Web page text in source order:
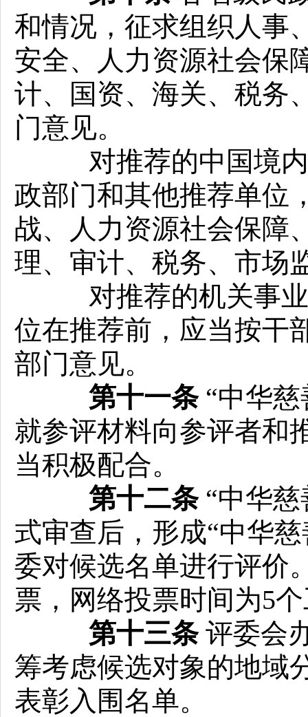
和情况，征求组织人事
安全、人力资源社会保
计、国资、海关、税务
门意见。
对推荐的中国境内
政部门和其他推荐单位
战、人力资源社会保障
理、审计、税务、市场
对推荐的机关事业
位在推荐前，应当按干
部门意见。
第十一条“中华慈
就参评材料向参评者和
当积极配合。
第十二条“中华慈
式审查后，形成“中华
委对候选名单进行评价
票，网络投票时间为5
第十三条评委会
筹考虑候选对象的地域
表彰入围名单。